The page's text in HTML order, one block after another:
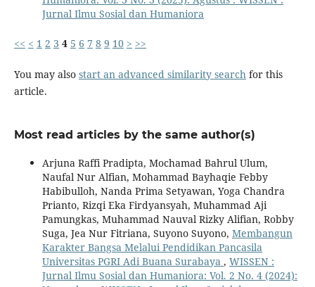
Jurnal Ilmu Sosial dan Humaniora
<< < 1 2 3 4 5 6 7 8 9 10 > >>
You may also start an advanced similarity search for this
article.
Most read articles by the same author(s)
Arjuna Raffi Pradipta, Mochamad Bahrul Ulum,
Naufal Nur Alfian, Mohammad Bayhaqie Febby
Habibulloh, Nanda Prima Setyawan, Yoga Chandra
Prianto, Rizqi Eka Firdyansyah, Muhammad Aji
Pamungkas, Muhammad Nauval Rizky Alifian, Robby
Suga, Jea Nur Fitriana, Suyono Suyono, Membangun
Karakter Bangsa Melalui Pendidikan Pancasila
Universitas PGRI Adi Buana Surabaya , WISSEN :
Jurnal Ilmu Sosial dan Humaniora: Vol. 2 No. 4 (2024):